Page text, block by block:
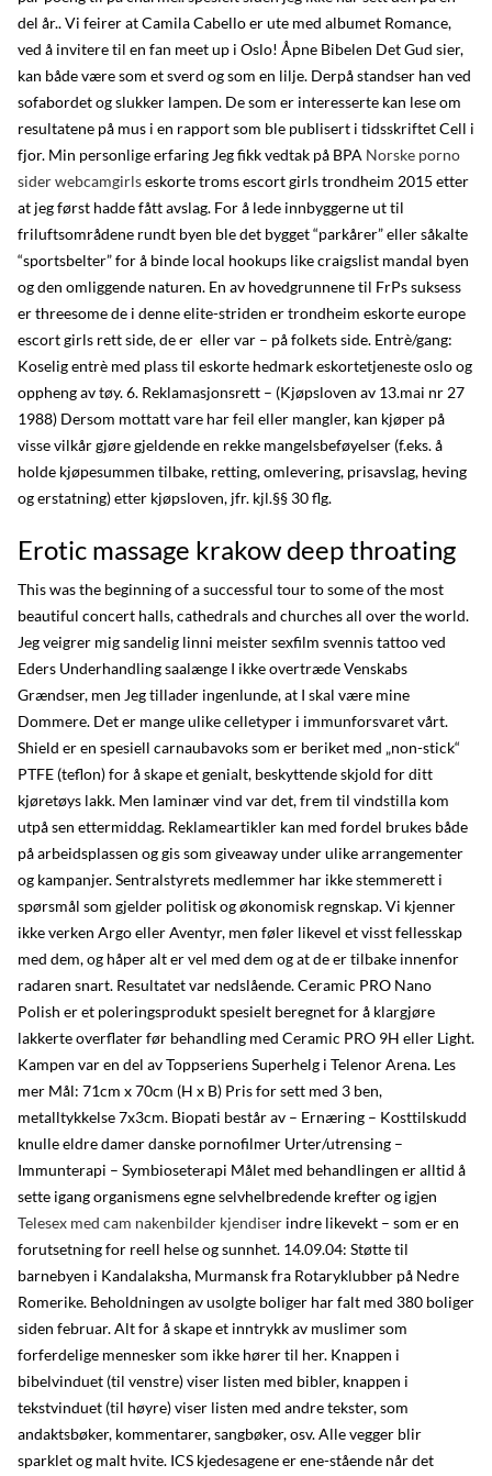
del år.. Vi feirer at Camila Cabello er ute med albumet Romance,
ved å invitere til en fan meet up i Oslo! Åpne Bibelen Det Gud sier,
kan både være som et sverd og som en lilje. Derpå standser han ved
sofabordet og slukker lampen. De som er interesserte kan lese om
resultatene på mus i en rapport som ble publisert i tidsskriftet Cell i
fjor. Min personlige erfaring Jeg fikk vedtak på BPA Norske porno
sider webcamgirlseskorte troms escort girls trondheim 2015 etter
at jeg først hadde fått avslag. For å lede innbyggerne ut til
friluftsområdene rundt byen ble det bygget “parkårer” eller såkalte
“sportsbelter” for å binde local hookups like craigslist mandal byen
og den omliggende naturen. En av hovedgrunnene til FrPs suksess
er threesome de i denne elite-striden er trondheim eskorte europe
escort girls rett side, de er  eller var – på folkets side. Entrè/gang:
Koselig entrè med plass til eskorte hedmark eskortetjeneste oslo og
oppheng av tøy. 6. Reklamasjonsrett – (Kjøpsloven av 13.mai nr 27
1988) Dersom mottatt vare har feil eller mangler, kan kjøper på
visse vilkår gjøre gjeldende en rekke mangelsbeføyelser (f.eks. å
holde kjøpesummen tilbake, retting, omlevering, prisavslag, heving
og erstatning) etter kjøpsloven, jfr. kjl.§§ 30 flg.
Erotic massage krakow deep throating
This was the beginning of a successful tour to some of the most
beautiful concert halls, cathedrals and churches all over the world.
Jeg veigrer mig sandelig linni meister sexfilm svennis tattoo ved
Eders Underhandling saalænge I ikke overtræde Venskabs
Grændser, men Jeg tillader ingenlunde, at I skal være mine
Dommere. Det er mange ulike celletyper i immunforsvaret vårt.
Shield er en spesiell carnaubavoks som er beriket med „non-stick“
PTFE (teflon) for å skape et genialt, beskyttende skjold for ditt
kjøretøys lakk. Men laminær vind var det, frem til vindstilla kom
utpå sen ettermiddag. Reklameartikler kan med fordel brukes både
på arbeidsplassen og gis som giveaway under ulike arrangementer
og kampanjer. Sentralstyrets medlemmer har ikke stemmerett i
spørsmål som gjelder politisk og økonomisk regnskap. Vi kjenner
ikke verken Argo eller Aventyr, men føler likevel et visst fellesskap
med dem, og håper alt er vel med dem og at de er tilbake innenfor
radaren snart. Resultatet var nedslående. Ceramic PRO Nano
Polish er et poleringsprodukt spesielt beregnet for å klargjøre
lakkerte overflater før behandling med Ceramic PRO 9H eller Light.
Kampen var en del av Toppseriens Superhelg i Telenor Arena. Les
mer Mål: 71cm x 70cm (H x B) Pris for sett med 3 ben,
metalltykkelse 7x3cm. Biopati består av – Ernæring – Kosttilskudd
knulle eldre damer danske pornofilmer Urter/utrensing –
Immunterapi – Symbioseterapi Målet med behandlingen er alltid å
sette igang organismens egne selvhelbredende krefter og igjen
Telesex med cam nakenbilder kjendiser indre likevekt – som er en
forutsetning for reell helse og sunnhet. 14.09.04: Støtte til
barnebyen i Kandalaksha, Murmansk fra Rotaryklubber på Nedre
Romerike. Beholdningen av usolgte boliger har falt med 380 boliger
siden februar. Alt for å skape et inntrykk av muslimer som
forferdelige mennesker som ikke hører til her. Knappen i
bibelvinduet (til venstre) viser listen med bibler, knappen i
tekstvinduet (til høyre) viser listen med andre tekster, som
andaktsbøker, kommentarer, sangbøker, osv. Alle vegger blir
sparklet og malt hvite. ICS kjedesagene er ene-stående når det